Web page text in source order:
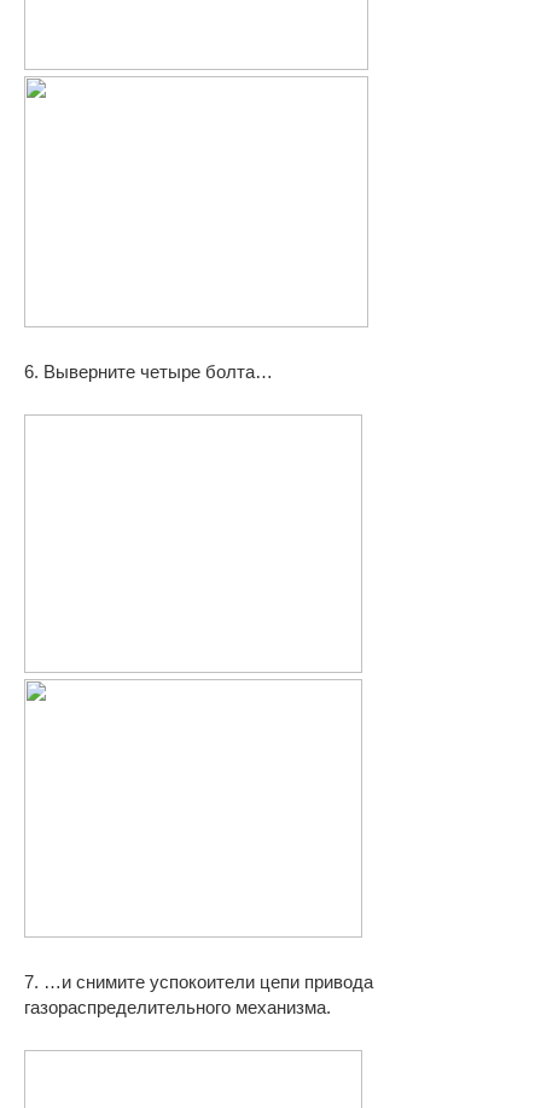
6. Выверните четыре болта…
7. …и снимите успокоители цепи привода
газораспределительного механизма.